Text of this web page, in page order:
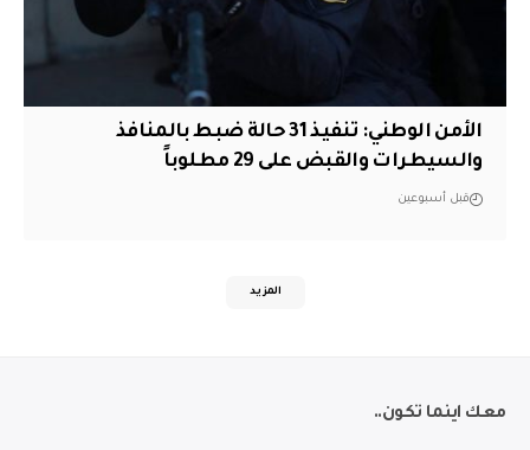
الأمن الوطني: تنفيذ 31 حالة ضبط بالمنافذ
والسيطرات والقبض على 29 مطلوباً
قبل أسبوعين
المزيد
معك اينما تكون..